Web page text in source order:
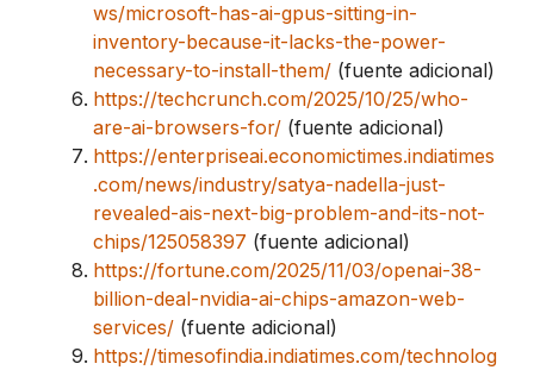
ws/microsoft-has-ai-gpus-sitting-in-
inventory-because-it-lacks-the-power-
necessary-to-install-them/ (fuente adicional)
https://techcrunch.com/2025/10/25/who-
are-ai-browsers-for/ (fuente adicional)
https://enterpriseai.economictimes.indiatimes
.com/news/industry/satya-nadella-just-
revealed-ais-next-big-problem-and-its-not-
chips/125058397 (fuente adicional)
https://fortune.com/2025/11/03/openai-38-
billion-deal-nvidia-ai-chips-amazon-web-
services/ (fuente adicional)
https://timesofindia.indiatimes.com/technolog